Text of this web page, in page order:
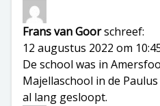
Frans van Goorschreef:
12 augustus 2022 om
De school was in
Majellaschool in de
al lang gesloopt.